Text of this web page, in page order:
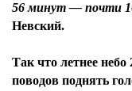
56 минут — почти
Невский.
Так что летнее небо
поводов поднять